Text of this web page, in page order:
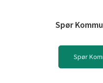
Spør
Spør